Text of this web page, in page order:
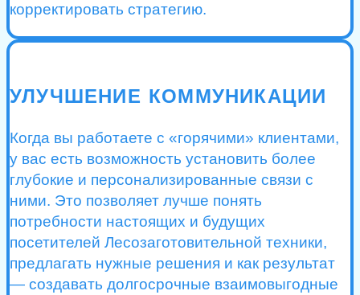
корректировать стратегию.
УЛУЧШЕНИЕ КОММУНИКАЦИИ
Когда вы работаете с «горячими» клиентами,
у вас есть возможность установить более
глубокие и персонализированные связи с
ними. Это позволяет лучше понять
потребности настоящих и будущих
посетителей Лесозаготовительной техники,
предлагать нужные решения и как результат
— создавать долгосрочные взаимовыгодные